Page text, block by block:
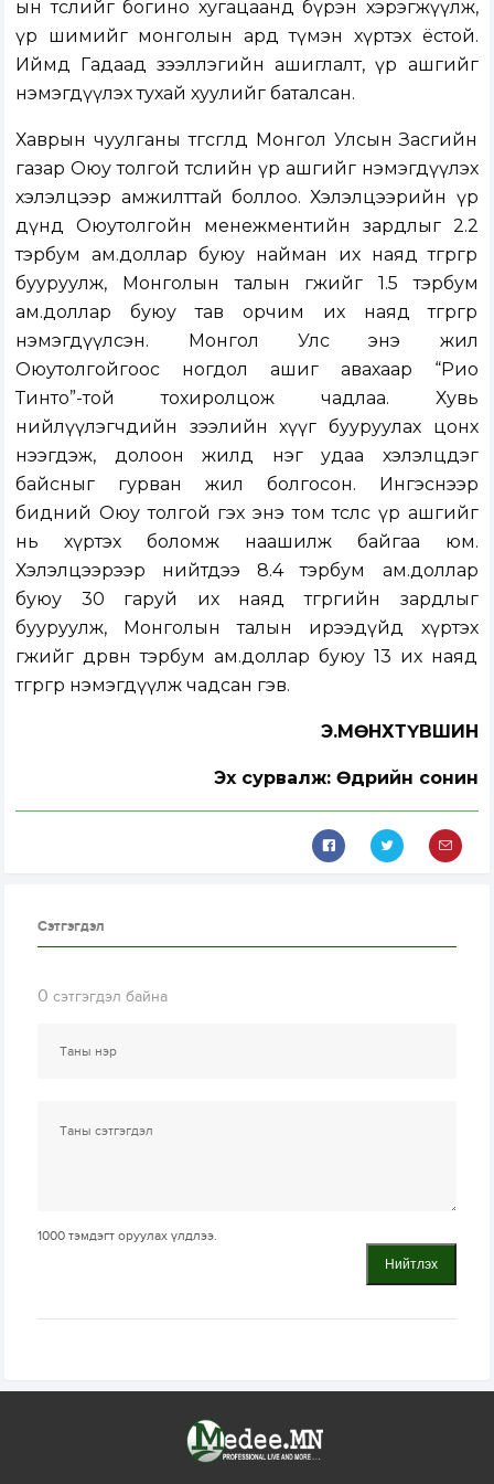
ын төслийг богино хугацаанд бүрэн хэрэгжүүлж,
үр шимийг монголын ард түмэн хүртэх ёстой.
Иймд Гадаад зээллэгийн ашиглалт, үр ашгийг
нэмэгдүүлэх тухай хуулийг баталсан.
Хаврын чуулганы төгсгөлд Монгол Улсын Засгийн
газар Оюу толгой төслийн үр ашгийг нэмэгдүүлэх
хэлэлцээр амжилттай боллоо. Хэлэлцээрийн үр
дүнд Оюутолгойн менежментийн зардлыг 2.2
тэрбум ам.доллар буюу найман их наяд төгрөгөөр
бууруулж, Монголын талын өгөөжийг 1.5 тэрбум
ам.доллар буюу тав орчим их наяд төгрөгөөр
нэмэгдүүлсэн. Монгол Улс энэ жил
Оюутолгойгоос ногдол ашиг авахаар “Рио
Тинто”-той тохиролцож чадлаа. Хувь
нийлүүлэгчдийн зээлийн хүүг бууруулах цонх
нээгдэж, долоон жилд нэг удаа хэлэлцдэг
байсныг гурван жил болгосон. Ингэснээр
бидний Оюу толгой гэх энэ том төслөөс үр ашгийг
нь хүртэх боломж наашилж байгаа юм.
Хэлэлцээрээр нийтдээ 8.4 тэрбум ам.доллар
буюу 30 гаруй их наяд төгрөгийн зардлыг
бууруулж, Монголын талын ирээдүйд хүртэх
өгөөжийг дөрвөн тэрбум ам.доллар буюу 13 их наяд
төгрөгөөр нэмэгдүүлж чадсан гэв.
Э.МӨНХТҮВШИН
Эх сурвалж: Өдрийн сонин
Сэтгэгдэл
0 сэтгэгдэл байна
1000 тэмдэгт оруулах үлдлээ.
Нийтлэх